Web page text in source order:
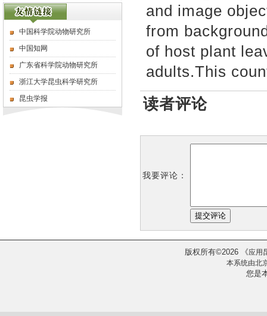
中国科学院动物研究所
中国知网
广东省科学院动物研究所
浙江大学昆虫科学研究所
昆虫学报
and image
from
of host plant
adults.This
读者评论
我要评论：
版权所有©2026 《应用
本系统由北
您是